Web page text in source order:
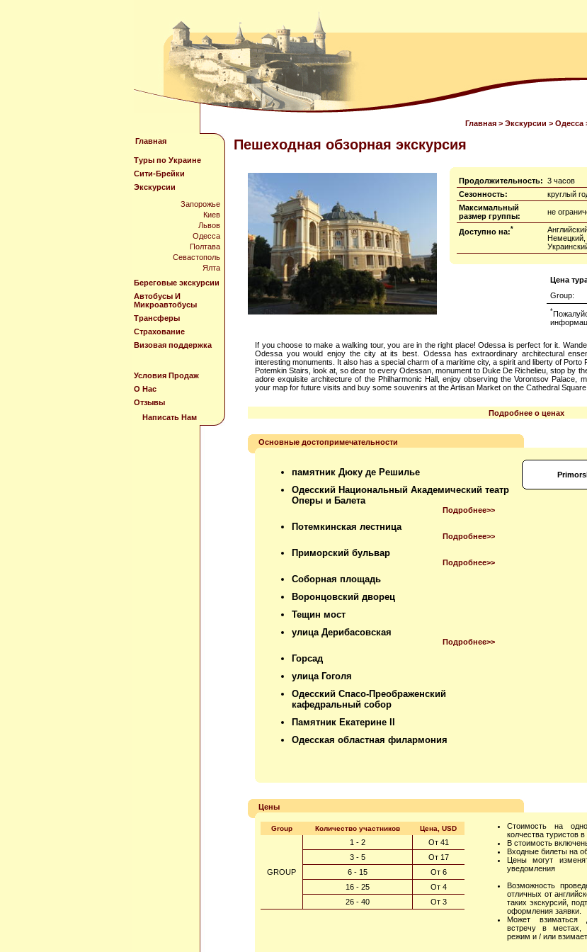
Главная > Экскурсии > Одесса
Главная
Туры по Украине
Сити-Брейки
Экскурсии
Запорожье
Киев
Львов
Одесса
Полтава
Севастополь
Ялта
Береговые экскурсии
Автобусы И
Микроавтобусы
Трансферы
Страхование
Визовая поддержка
Условия Продаж
О Нас
Отзывы
Написать Нам
Пешеходная обзорная экскурсия
Продолжительность: 3 часов
Сезонность:
круглый
Максимальный
размер группы:
не
Доступно на:*
Немецкий,
Цена
Group:
*
If you choose to make a walking tour, you are in the right place! Odessa is perfect for it.
Odessa you would enjoy the city at its best. Odessa has extraordinary architectural
interesting monuments. It also has a special charm of a maritime city, a spirit and liberty of Porto
Potemkin Stairs, look at, so dear to every Odessan, monument to Duke De Richelieu, stop by
adore exquisite architecture of the Philharmonic Hall, enjoy observing the Vorontsov Palace,
your map for future visits and buy some souvenirs at the Artisan Market on the Cathedral Square.
Подробнее о ценах
Основные достопримечательности
памятник Дюку де Решилье
Одесский Национальный Академический театр
Оперы и Балета
Подробнее>>
Потемкинская лестница
Подробнее>>
Приморский бульвар
Подробнее>>
Соборная площадь
Воронцовский дворец
Тещин мост
улица Дерибасовская
Подробнее>>
Горсад
улица Гоголя
Одесский Спасо-Преображенский
кафедральный собор
Памятник Екатерине ll
Одесская областная филармония
Цены
Group Количество участников Цена, USD
GROUP
1 - 2
От 41
3 - 5
От 17
6 - 15
От 6
16 - 25
От 4
26 - 40
От 3
Стоимость на
колчества туристов в
В стоимость
Входные билеты на
Цены могут
уведомления
Возможность
отличных от
таких экскурсий,
оформления заявки.
Может взиматься
встречу в местах,
режим и / или